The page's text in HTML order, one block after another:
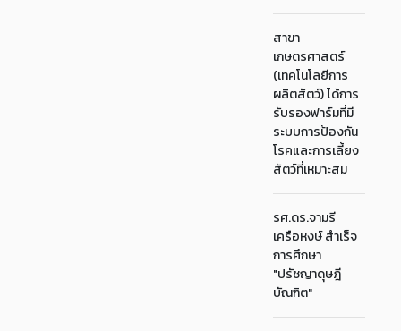
สาขา
เกษตรศาสตร์
(เทคโนโลยีการ
ผลิตสัตว์) ได้การ
รับรองฟาร์มที่มี
ระบบการป้องกัน
โรคและการเลี้ยง
สัตว์ที่เหมาะสม
รศ.ดร.จามรี
เครือหงษ์ สำเร็จ
การศึกษา
"ปรัชญาดุษฎี
บัณฑิต"